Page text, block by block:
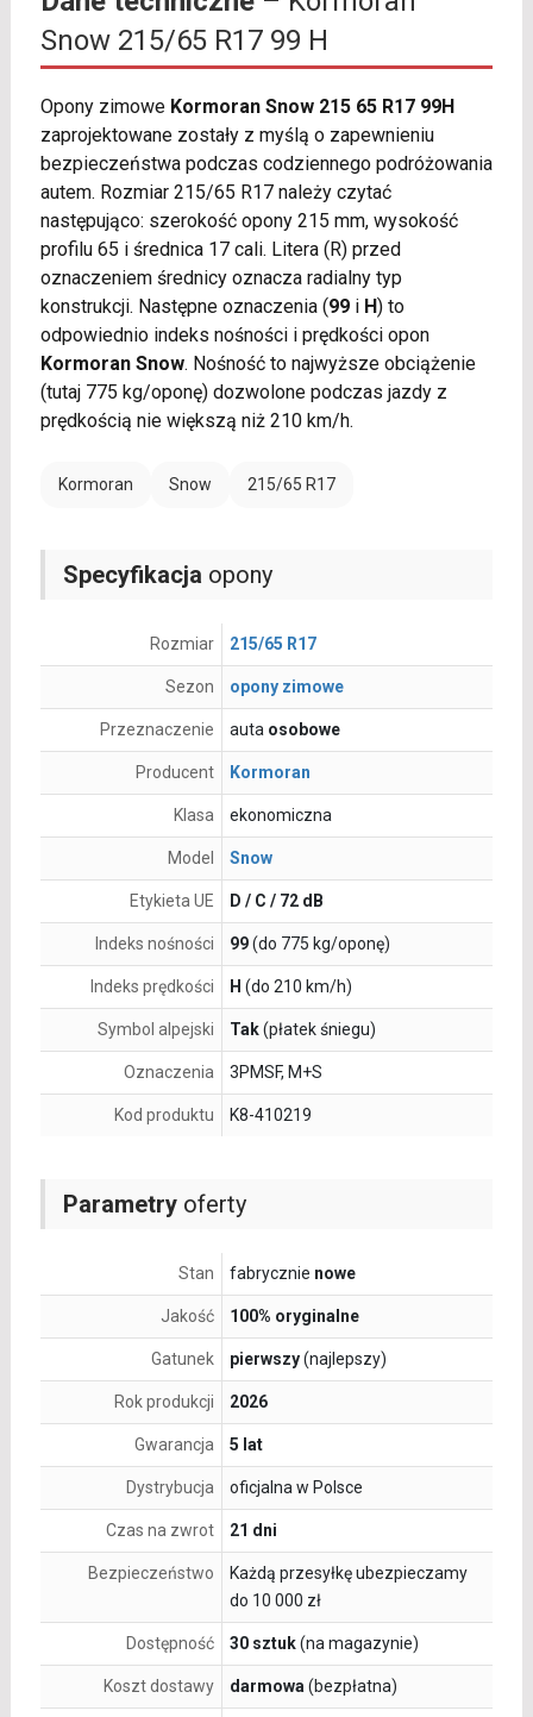
Snow 215/65 R17 99 H
Opony zimowe Kormoran Snow 215 65 R17 99H
zaprojektowane zostały z myślą o zapewnieniu
bezpieczeństwa podczas codziennego podróżowania
autem. Rozmiar 215/65 R17 należy czytać
następująco: szerokość opony 215 mm, wysokość
profilu 65 i średnica 17 cali. Litera (R) przed
oznaczeniem średnicy oznacza radialny typ
konstrukcji. Następne oznaczenia (99i H) to
odpowiednio indeks nośności i prędkości opon
Kormoran Snow. Nośność to najwyższe obciążenie
(tutaj 775 kg/oponę) dozwolone podczas jazdy z
prędkością nie większą niż 210 km/h.
Kormoran Snow 215/65 R17
Parametryoferty
Stan fabrycznie nowe
Jakość 100% oryginalne
Gatunek pierwszy(najlepszy)
Rok produkcji 2026
Gwarancja 5 lat
Dystrybucja oficjalna w Polsce
Czas na zwrot 21 dni
Bezpieczeństwo
Każdą przesyłkę ubezpieczamy
do 10 000 zł
Dostępność 30 sztuk(na magazynie)
Koszt dostawy darmowa (bezpłatna)
Specyfikacja opony
Rozmiar 215/65 R17
Sezon opony zimowe
Przeznaczenie auta osobowe
Producent Kormoran
Klasa ekonomiczna
Model Snow
Etykieta UE D / C / 72 dB
Indeks nośności 99(do 775 kg/oponę)
Indeks prędkości H (do 210 km/h)
Symbol alpejski Tak(płatek śniegu)
Oznaczenia 3PMSF, M+S
Kod produktu K8-410219